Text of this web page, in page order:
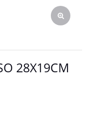
28X19CM